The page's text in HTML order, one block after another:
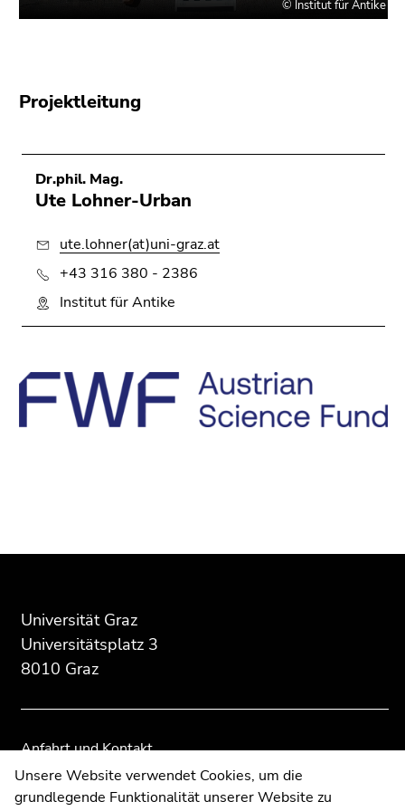
Projektleitung
Dr.phil. Mag.
Ute Lohner-Urban
ute.lohner(at)uni-graz.at
+43 316 380 - 2386
Institut für Antike
des
Universität Graz
Universitätsplatz 3
8010 Graz
Anfahrt und Kontakt
Kommunikation und Öffentlichkeitsarbeit
Moodle
dieses
Übersicht
Seitenbereiche
dieses
Übersicht
Seitenbereiche
Unsere Website verwendet Cookies, um die
grundlegende Funktionalität unserer Website zu